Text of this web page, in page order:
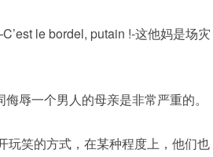
le bordel, putain !-这他妈是场灾
辱一个男人的母亲是非常严重的。
玩笑的方式，在某种程度上，他们也